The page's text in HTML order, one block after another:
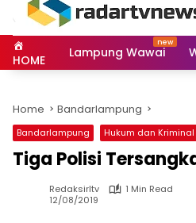
HOME Lampung Wawai
Home Bandarlampung
Bandarlampung Hukum dan Kriminal
Tiga Polisi
Redaksirltv
1 Min Read
12/08/2019